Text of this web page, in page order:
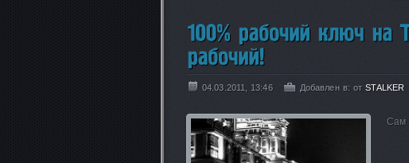
04.03.2011, 13:46 Добавлен в:отSTALKER
Сам